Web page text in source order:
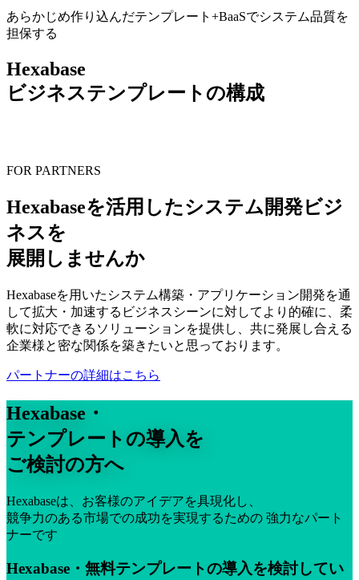
あらかじめ作り込んだテンプレート+BaaSでシステム品質を
担保する
Hexabase
ビジネステンプレートの構成
FOR PARTNERS
Hexabaseを活用したシステム開発ビジ
ネスを
展開しませんか
Hexabaseを用いたシステム構築・アプリケーション開発を通
して拡大・加速するビジネスシーンに対してより的確に、柔
軟に対応できるソリューションを提供し、共に発展し合える
企業様と密な関係を築きたいと思っております。
パートナーの詳細はこちら
Hexabase・
テンプレートの導入を
ご検討の方へ
Hexabaseは、お客様のアイデアを具現化し、
競争力のある市場での成功を実現するための 強力なパート
ナーです
Hexabase・無料テンプレートの導入を検討してい